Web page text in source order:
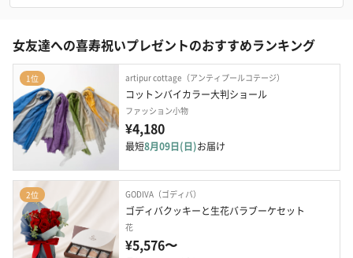
女友達への喜寿祝いプレゼントのおすすめランキング
1位 artipur cottage（アンティプールコテージ）
コットンバイカラー大判ショール
ファッション小物
¥4,180
最短8月09日(日)お届け
2位 GODIVA（ゴディバ）
ゴディバクッキーと生花バラブーケセット
花
¥5,576〜